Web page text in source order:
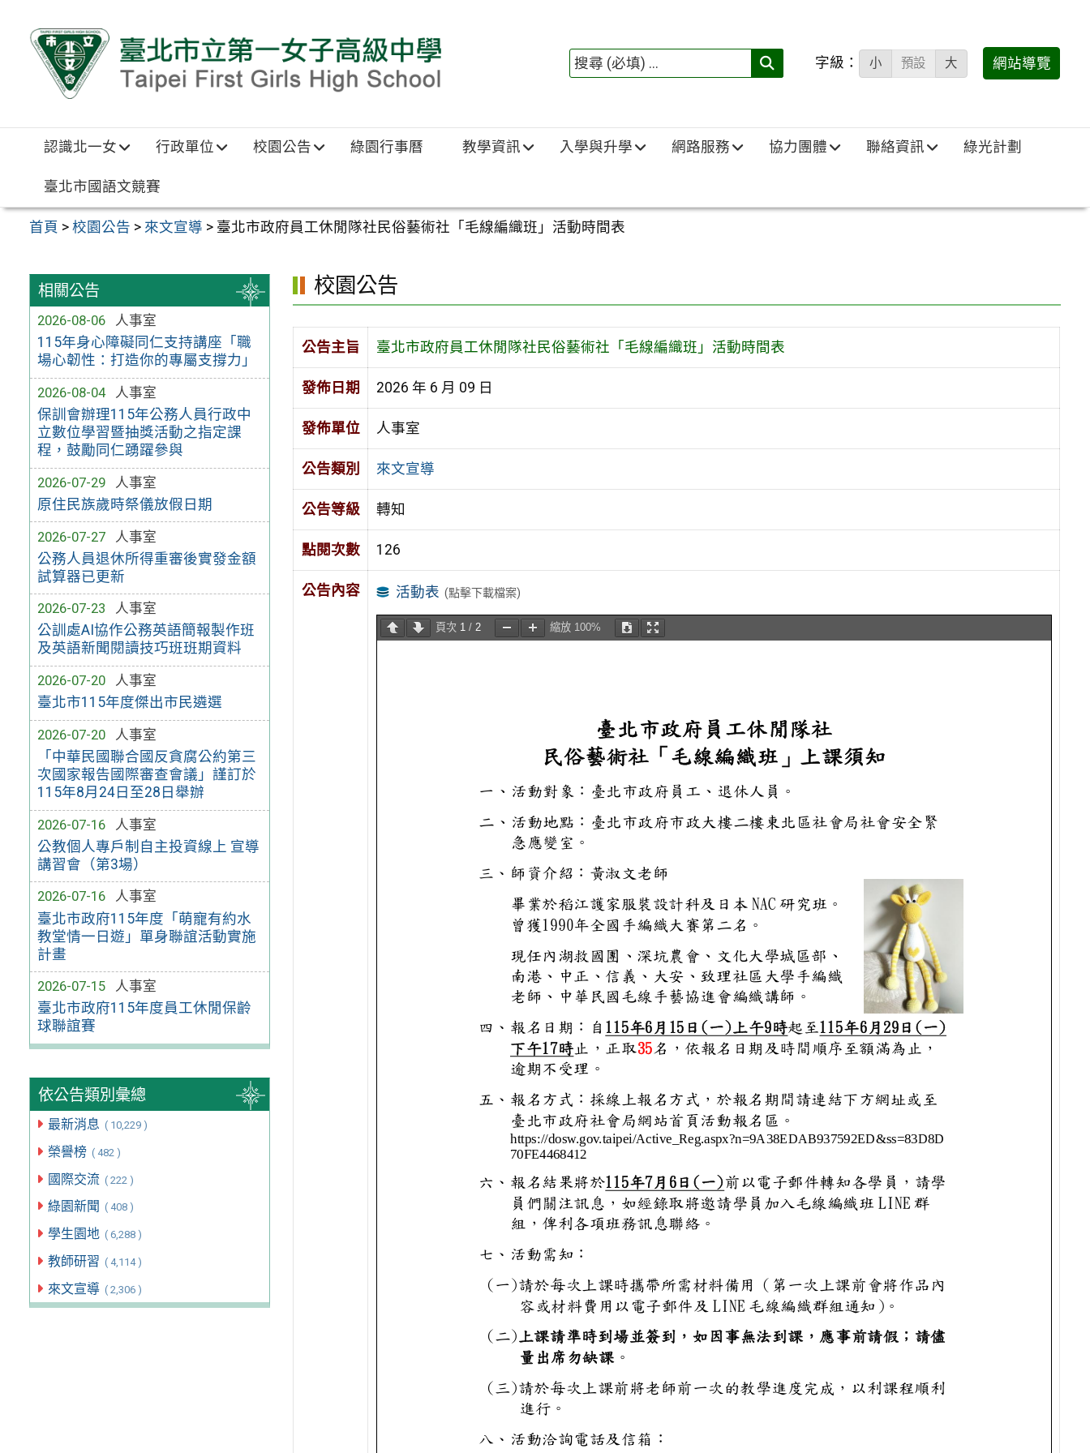
搜
填)：
字級： 小 預設 大 網站導覽
認識北一女 行政單位 校園公告 綠園行事曆 教學資訊 入學與升學 網路服務 協力團體 聯絡資訊 綠光計劃
臺北市國語文競賽
首頁 >校園公告 > 來文宣導 > 臺北市政府員工休閒隊社民俗藝術社「毛線編織班」活動時間表
相關公告
2026-08-06
人事室
115年身心障礙同仁支持講座「職
場心韌性：打造你的專屬支撐力」
2026-08-04
人事室
保訓會辦理115年公務人員行政中
立數位學習暨抽獎活動之指定課
程，鼓勵同仁踴躍參與
2026-07-29
人事室
原住民族歲時祭儀放假日期
2026-07-27
人事室
公務人員退休所得重審後實發金額
試算器已更新
2026-07-23
人事室
公訓處AI協作公務英語簡報製作班
及英語新聞閱讀技巧班班期資料
2026-07-20
人事室
臺北市115年度傑出市民遴選
2026-07-20
人事室
「中華民國聯合國反貪腐公約第三
次國家報告國際審查會議」謹訂於
115年8月24日至28日舉辦
2026-07-16
人事室
公教個人專戶制自主投資線上 宣導
講習會（第3場）
2026-07-16
人事室
臺北市政府115年度「萌寵有約水
教堂情一日遊」單身聯誼活動實施
計畫
2026-07-15
人事室
臺北市政府115年度員工休閒保齡
球聯誼賽
依公告類別彙總
最新消息 ( 10,229 )
榮譽榜 ( 482 )
國際交流 ( 222 )
綠園新聞 ( 408 )
學生園地 ( 6,288 )
教師研習 ( 4,114 )
來文宣導 ( 2,306 )
校園公告
公告主旨 臺北市政府員工休閒隊社民俗藝術社「毛線編織班」活動時間表
發佈日期 2026 年 6 月 09 日
發佈單位 人事室
公告類別 來文宣導
公告等級 轉知
點閱次數 126
公告內容 活動表 (點擊下載檔案)
頁次 1/ 2 縮放 100%